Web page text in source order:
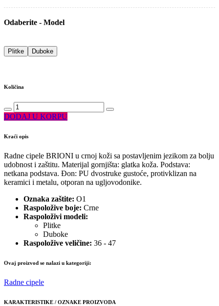
Odaberite - Model
Plitke Duboke
Količina
DODAJ U KORPU
Kraći opis
Radne cipele BRIONI u crnoj koži sa postavljenim jezikom za bolju
udobnost i zaštitu. Materijal gornjišta: glatka koža. Podstava:
netkana podstava. Đon: PU dvostruke gustoće, protivklizan na
keramici i metalu, otporan na ugljovodonike.
Oznaka zaštite: O1
Raspoložive boje: Crne
Raspoloživi modeli:
Plitke
Duboke
Raspoložive veličine: 36 - 47
Ovaj proizvod se nalazi u kategoriji:
Radne cipele
KARAKTERISTIKE / OZNAKE PROIZVODA